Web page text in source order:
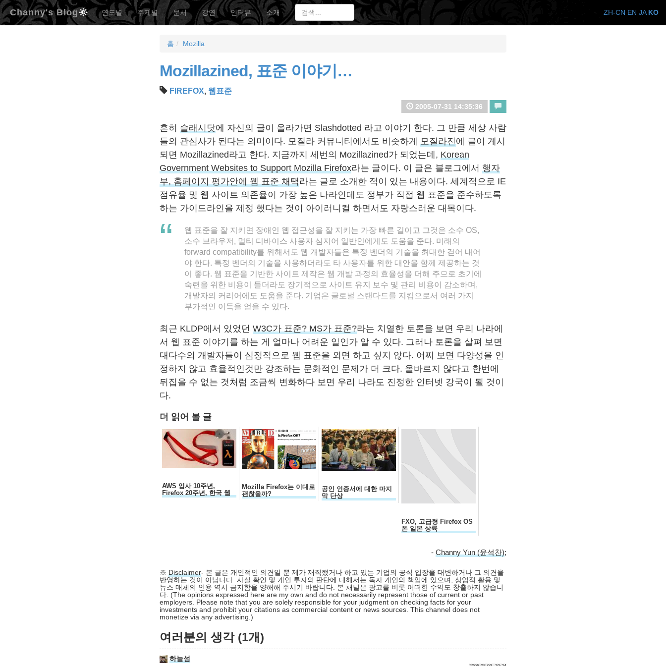
Channy's Blog 연도별 주제별 문서 강연 인터뷰 소개
홈 Mozilla
Mozillazined, 표준 이야기…
FIREFOX, 웹표준
2005-07-31 14:35:36
흔히 슬래시닷에 자신의 글이 올라가면 Slashdotted 라고 이야기 한다. 그 만큼 세상 사람
들의 관심사가 된다는 의미이다. 모질라 커뮤니티에서도 비슷하게 모질라진에 글이 게시
되면 Mozillazined라고 한다. 지금까지 세번의 Mozillazined가 되었는데, Korean
Government Websites to Support Mozilla Firefox라는 글이다. 이 글은 블로그에서 행자
부, 홈페이지 평가안에 웹 표준 채택라는 글로 소개한 적이 있는 내용이다. 세계적으로 IE
점유율 및 웹 사이트 의존율이 가장 높은 나라인데도 정부가 직접 웹 표준을 준수하도록
하는 가이드라인을 제정 했다는 것이 아이러니컬 하면서도 자랑스러운 대목이다.
웹 표준을 잘 지키면 장애인 웹 접근성을 잘 지키는 가장 빠른 길이고 그것은 소수 OS,
소수 브라우저, 멀티 디바이스 사용자 심지어 일반인에게도 도움을 준다. 미래의
forward compatibility를 위해서도 웹 개발자들은 특정 벤더의 기술을 최대한 걷어 내어
야 한다. 특정 벤더의 기술을 사용하더라도 타 사용자를 위한 대안을 함께 제공하는 것
이 좋다. 웹 표준을 기반한 사이트 제작은 웹 개발 과정의 효율성을 더해 주므로 초기에
숙련을 위한 비용이 들더라도 장기적으로 사이트 유지 보수 및 관리 비용이 감소하며,
개발자의 커리어에도 도움을 준다. 기업은 글로벌 스탠다드를 지킴으로서 여러 가지
부가적인 이득을 얻을 수 있다.
최근 KLDP에서 있었던 W3C가 표준? MS가 표준?라는 치열한 토론을 보면 우리 나라에
서 웹 표준 이야기를 하는 게 얼마나 어려운 일인가 알 수 있다. 그러나 토론을 살펴 보면
대다수의 개발자들이 심정적으로 웹 표준을 외면 하고 싶지 않다. 어찌 보면 다양성을 인
정하지 않고 효율적인것만 강조하는 문화적인 문제가 더 크다. 올바르지 않다고 한번에
뒤집을 수 없는 것처럼 조금씩 변화하다 보면 우리 나라도 진정한 인터넷 강국이 될 것이
다.
더 읽어 볼 글
AWS 입사 10주년,
Firefox 20주년, 한국 웹
30주년...
Mozilla Firefox는 이대로
괜찮을까?
공인 인증서에 대한 마지
막 단상
FXO, 고급형 Firefox OS
폰 일본 상륙
- Channy Yun (윤석찬);
※ Disclaimer- 본 글은 개인적인 의견일 뿐 제가 재직했거나 하고 있는 기업의 공식 입장을 대변하거나 그 의견을
반영하는 것이 아닙니다. 사실 확인 및 개인 투자의 판단에 대해서는 독자 개인의 책임에 있으며, 상업적 활용 및
뉴스 매체의 인용 역시 금지함을 양해해 주시기 바랍니다. 본 채널은 광고를 비롯 어떠한 수익도 창출하지 않습니
다. (The opinions expressed here are my own and do not necessarily represent those of current or past
employers. Please note that you are solely responsible for your judgment on checking facts for your
investments and prohibit your citations as commercial content or news sources. This channel does not
monetize via any advertising.)
여러분의 생각 (1개)
하늘섬
ZH-CN EN JA KO